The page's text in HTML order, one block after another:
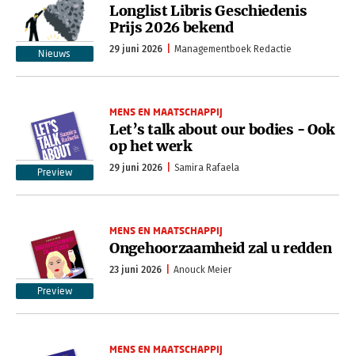
Nieuws
Longlist Libris Geschiedenis
Prijs 2026 bekend
29 juni 2026 Managementboek Redactie
Preview
MENS EN MAATSCHAPPIJ
Let’s talk about our bodies - Ook
op het werk
29 juni 2026 Samira Rafaela
Preview
MENS EN MAATSCHAPPIJ
Ongehoorzaamheid zal u redden
23 juni 2026 Anouck Meier
MENS EN MAATSCHAPPIJ